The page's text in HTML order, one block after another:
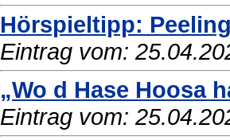
Hörspieltipp:
Eintrag vom:
„Wo d Hase Hoosa
Eintrag vom: